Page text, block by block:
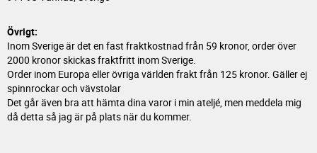
Övrigt:
Inom Sverige är det en fast fraktkostnad från 59 kronor, order över
2000 kronor skickas fraktfritt inom Sverige.
Order inom Europa eller övriga världen frakt från 125 kronor. Gäller ej
spinnrockar och vävstolar
Det går även bra att hämta dina varor i min ateljé, men meddela mig
då detta så jag är på plats när du kommer.